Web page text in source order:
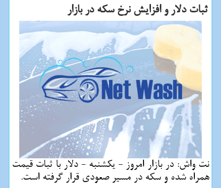
ثبات دلار و افزایش نرخ سكه در بازار
نت واش: در بازار امروز - یكشنبه - دلار با ثبات قیمت
همراه شده و سكه در مسیر صعودی قرار گرفته است.